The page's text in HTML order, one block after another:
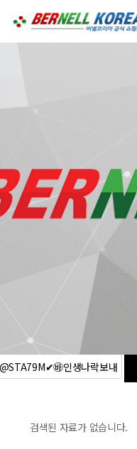
전체상품검색
검색된 자료가 없습니다.